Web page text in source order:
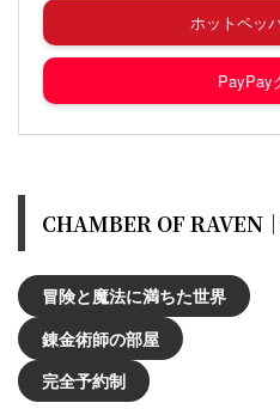
ホットペッ
PayPay
CHAMBER OF RAVEN
冒険と魔法に満ちた世界
錬金術師の部屋
完全予約制